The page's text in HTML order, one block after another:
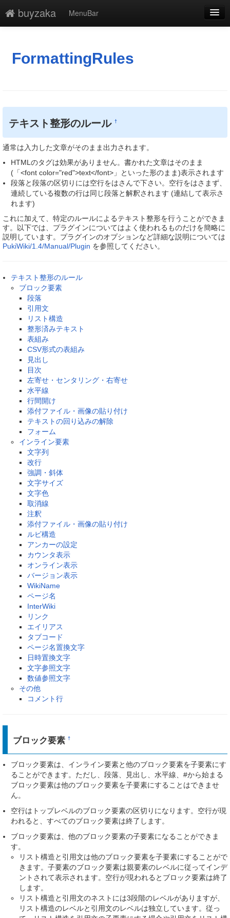
buyzaka
MenuBar
添付
一覧
単語検索
FormattingRules
テキスト整形のルール†
通常は入力した文章がそのまま出力されます。
HTMLのタグは効果がありません。書かれた文章はそのまま
(「<font color="red">text</font>」といった形のまま)表示されます
段落と段落の区切りには空行をはさんで下さい。空行をはさまず、
連続している複数の行は同じ段落と解釈されます (連結して表示さ
れます)
これに加えて、特定のルールによるテキスト整形を行うことができま
す。以下では、プラグインについてはよく使われるものだけを簡略に
説明しています。プラグインのオプションなど詳細な説明については
PukiWiki/1.4/Manual/Plugin を参照してください。
テキスト整形のルール
ブロック要素
段落
引用文
リスト構造
整形済みテキスト
表組み
CSV形式の表組み
見出し
目次
左寄せ・センタリング・右寄せ
水平線
行間開け
添付ファイル・画像の貼り付け
テキストの回り込みの解除
フォーム
インライン要素
文字列
改行
強調・斜体
文字サイズ
文字色
取消線
注釈
添付ファイル・画像の貼り付け
ルビ構造
アンカーの設定
カウンタ表示
オンライン表示
バージョン表示
WikiName
ページ名
InterWiki
リンク
エイリアス
タブコード
ページ名置換文字
日時置換文字
文字参照文字
数値参照文字
その他
コメント行
ブロック要素†
ブロック要素は、インライン要素と他のブロック要素を子要素にす
ることができます。ただし、段落、見出し、水平線、#から始まる
ブロック要素は他のブロック要素を子要素にすることはできませ
ん。
空行はトップレベルのブロック要素の区切りになります。空行が現
われると、すべてのブロック要素は終了します。
ブロック要素は、他のブロック要素の子要素になることができま
す。
リスト構造と引用文は他のブロック要素を子要素にすることがで
きます。子要素のブロック要素は親要素のレベルに従ってインデ
ントされて表示されます。空行が現われるとブロック要素は終了
します。
リスト構造と引用文のネストには3段階のレベルがありますが、
リスト構造のレベルと引用文のレベルは独立しています。従っ